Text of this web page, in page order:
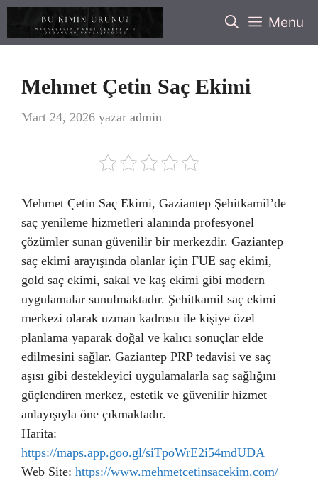
İçeriğe
Menu
Mehmet Çetin Saç Ekimi
Mart 24, 2026 yazar admin
Mehmet Çetin Saç Ekimi, Gaziantep Şehitkamil’de
saç yenileme hizmetleri alanında profesyonel
çözümler sunan güvenilir bir merkezdir. Gaziantep
saç ekimi arayışında olanlar için FUE saç ekimi,
gold saç ekimi, sakal ve kaş ekimi gibi modern
uygulamalar sunulmaktadır. Şehitkamil saç ekimi
merkezi olarak uzman kadrosu ile kişiye özel
planlama yaparak doğal ve kalıcı sonuçlar elde
edilmesini sağlar. Gaziantep PRP tedavisi ve saç
aşısı gibi destekleyici uygulamalarla saç sağlığını
güçlendiren merkez, estetik ve güvenilir hizmet
anlayışıyla öne çıkmaktadır.
Harita:
https://maps.app.goo.gl/siTpoWrE2i54mdUDA
Web Site: https://www.mehmetcetinsacekim.com/